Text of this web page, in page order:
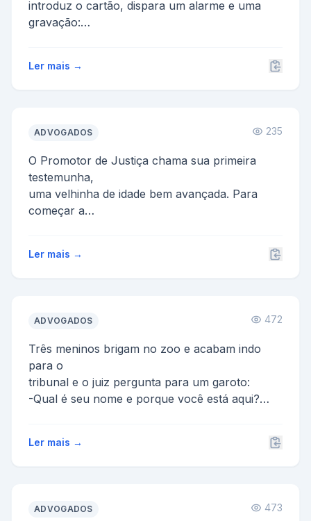
introduz o cartão, dispara um alarme e uma
gravação:
Ler mais →
ADVOGADOS 235
O Promotor de Justiça chama sua primeira
testemunha,
uma velhinha de idade bem avançada. Para
começar a
Ler mais →
ADVOGADOS 472
Três meninos brigam no zoo e acabam indo
para o
tribunal e o juiz pergunta para um garoto:
-Qual é seu nome e porque você está aqui?
Ler mais →
ADVOGADOS 473